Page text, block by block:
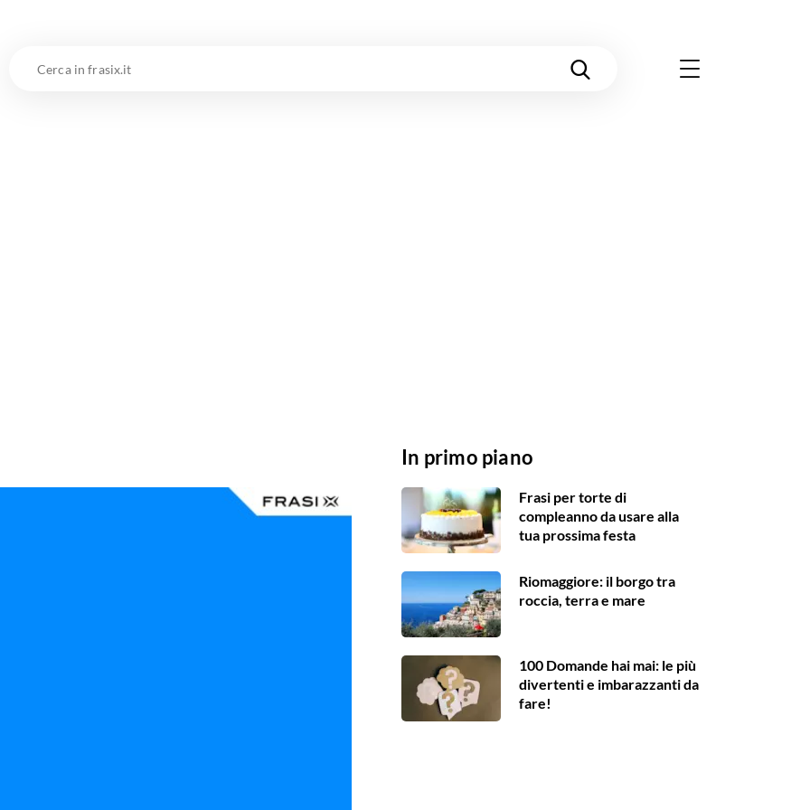
In primo piano
Frasi per torte di
compleanno da usare alla
tua prossima festa
Riomaggiore: il borgo tra
roccia, terra e mare
100 Domande hai mai: le più
divertenti e imbarazzanti da
fare!